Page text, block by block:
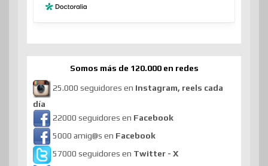
Somos más de 120.000 en redes
25.000 seguidores en Instagram, reels cada
día
22000 seguidores en Facebook
5000 amig@s en Facebook
57000 seguidores en Twitter - X